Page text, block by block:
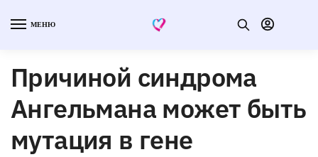
МЕНЮ
Причиной синдрома
Ангельмана может быть
мутация в гене